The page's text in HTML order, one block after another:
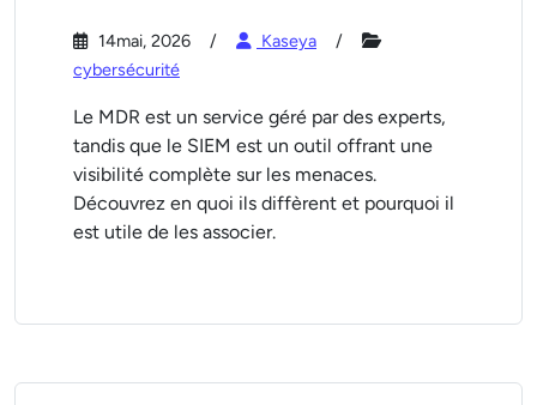
14mai, 2026
Kaseya
cybersécurité
Le MDR est un service géré par des experts,
tandis que le SIEM est un outil offrant une
visibilité complète sur les menaces.
Découvrez en quoi ils diffèrent et pourquoi il
est utile de les associer.